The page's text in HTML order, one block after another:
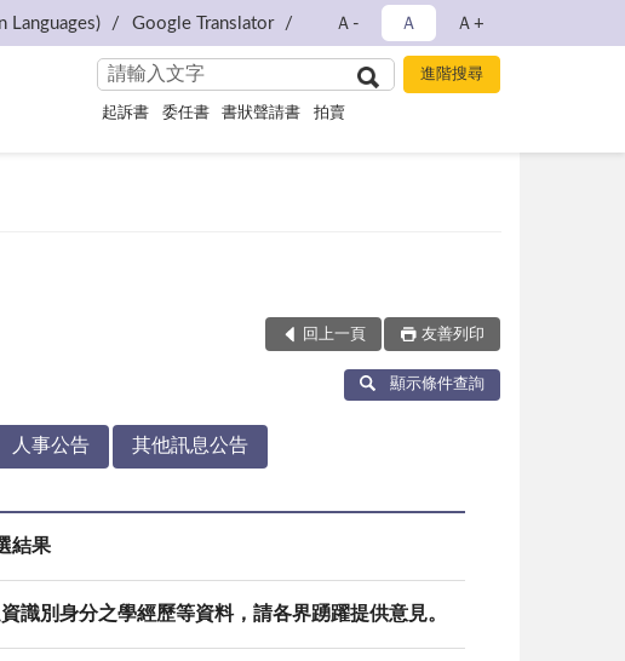
Languages) Google Translator Ａ- Ａ Ａ+
起訴書 委任書 書狀聲請書 拍賣
回上一頁 友善列印
顯示條件查詢
人事公告 其他訊息公告
結果
識別身分之學經歷等資料，請各界踴躍提供意見。